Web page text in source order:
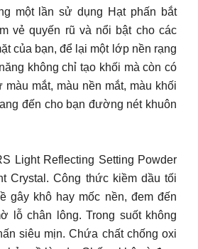
một lần sử dụng Hạt phấn bắt
vẻ quyến rũ và nổi bật cho các
của bạn, để lại một lớp nền rạng
không chỉ tạo khối mà còn có
mắt, màu nền mắt, màu khối
đến cho bạn đường nét khuôn
Light Reflecting Setting Powder
Crystal. Công thức kiềm dầu tối
gây khô hay mốc nền, đem đến
lỗ chân lông. Trong suốt không
siêu mịn. Chứa chất chống oxi